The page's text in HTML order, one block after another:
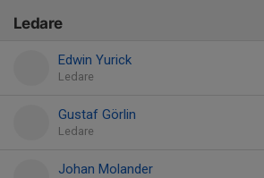
Ledare
Edwin Yurick
Ledare
Gustaf Görlin
Ledare
Johan Molander